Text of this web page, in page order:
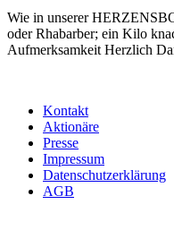
Wie in unserer
oder Rhabarber; ein Kilo
Aufmerksamkeit Herzlich
Kontakt
Aktionäre
Presse
Impressum
Datenschutzerklärung
AGB